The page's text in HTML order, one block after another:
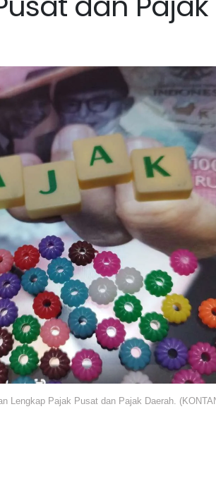
Lengkap Pajak Pusat dan Pajak Daerah.